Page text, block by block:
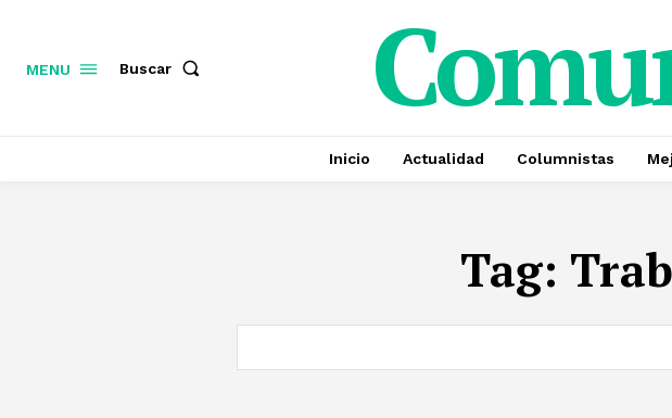
MENU Buscar
Inicio Actualidad Columnistas
Tag: